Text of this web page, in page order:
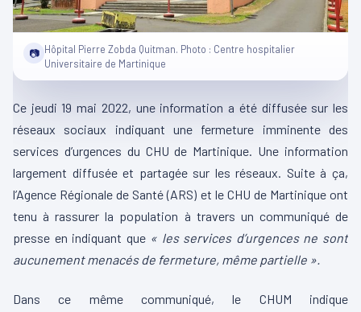
📷 Hôpital Pierre Zobda Quitman. Photo : Centre hospitalier
Universitaire de Martinique
Ce jeudi 19 mai 2022, une information a été diffusée sur les
réseaux sociaux indiquant une fermeture imminente des
services d’urgences du CHU de Martinique. Une information
largement diffusée et partagée sur les réseaux. Suite à ça,
l’Agence Régionale de Santé (ARS) et le CHU de Martinique ont
tenu à rassurer la population à travers un communiqué de
presse en indiquant que « les services d’urgences ne sont
aucunement menacés de fermeture, même partielle ».
Dans ce même communiqué, le CHUM indique